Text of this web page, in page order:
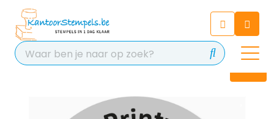
Chat 24/7 met onze chatbot
voor hulp
Contact